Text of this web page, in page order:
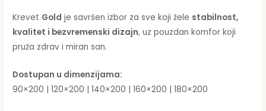
Krevet Gold je savršen izbor za sve koji žele stabilnost,
kvalitet i bezvremenski dizajn, uz pouzdan komfor koji
pruža zdrav i miran san.
Dostupan u dimenzijama:
90×200 | 120×200 | 140×200 | 160×200 | 180×200